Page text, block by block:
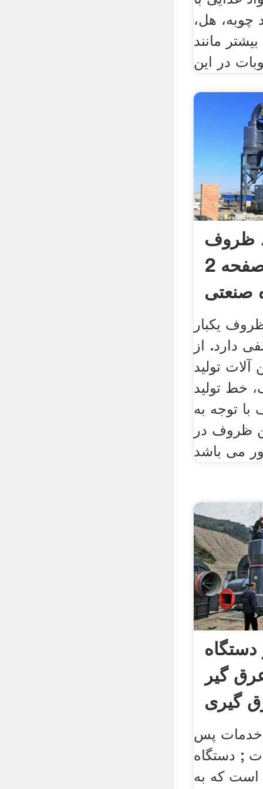
چوبه، هل،
مانند
در این
ظروف
یکبار مصرف صفحه 2
یکبار
دارد. از
تولید
خط تولید
توجه به
ظروف در
لیتر دستگاه
گیر
گیری
خدمات پس
; دستگاه
است که به